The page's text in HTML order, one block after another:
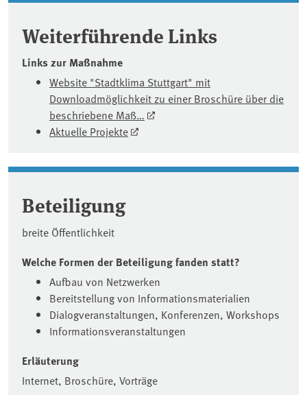
Weiterführende Links
Links zur Maßnahme
Website "Stadtklima Stuttgart" mit
Downloadmöglichkeit zu einer Broschüre über die
beschriebene Maß…
Aktuelle Projekte
Beteiligung
breite Öffentlichkeit
Welche Formen der Beteiligung fanden statt?
Aufbau von Netzwerken
Bereitstellung von Informationsmaterialien
Dialogveranstaltungen, Konferenzen, Workshops
Informationsveranstaltungen
Erläuterung
Internet, Broschüre, Vorträge